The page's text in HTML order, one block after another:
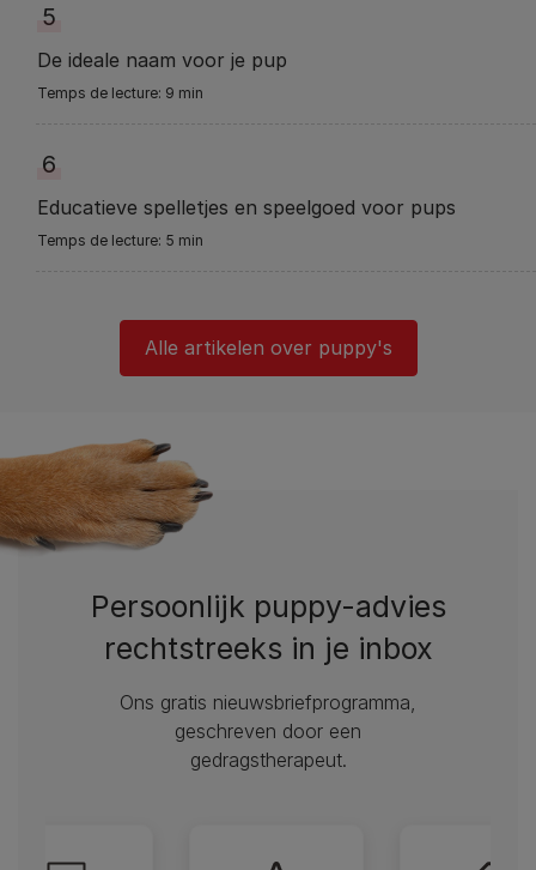
5
De ideale naam voor je pup
9 min
6
Educatieve spelletjes en speelgoed voor pups
5 min
Alle artikelen over puppy's
Persoonlijk puppy-advies
rechtstreeks in je inbox
Ons gratis nieuwsbriefprogramma,
geschreven door een
gedragstherapeut.